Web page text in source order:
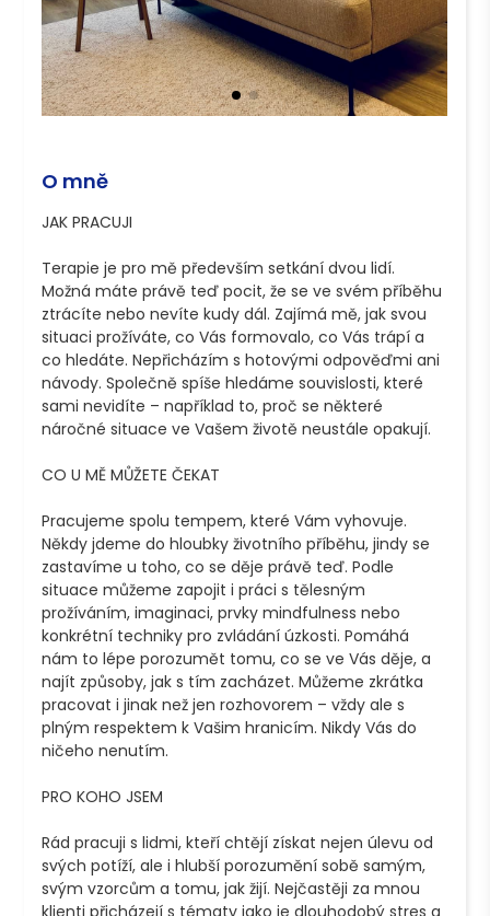
O mně
JAK PRACUJI
Terapie je pro mě především setkání dvou lidí.
Možná máte právě teď pocit, že se ve svém příběhu
ztrácíte nebo nevíte kudy dál. Zajímá mě, jak svou
situaci prožíváte, co Vás formovalo, co Vás trápí a
co hledáte. Nepřicházím s hotovými odpověďmi ani
návody. Společně spíše hledáme souvislosti, které
sami nevidíte – například to, proč se některé
náročné situace ve Vašem životě neustále opakují.
CO U MĚ MŮŽETE ČEKAT
Pracujeme spolu tempem, které Vám vyhovuje.
Někdy jdeme do hloubky životního příběhu, jindy se
zastavíme u toho, co se děje právě teď. Podle
situace můžeme zapojit i práci s tělesným
prožíváním, imaginaci, prvky mindfulness nebo
konkrétní techniky pro zvládání úzkosti. Pomáhá
nám to lépe porozumět tomu, co se ve Vás děje, a
najít způsoby, jak s tím zacházet. Můžeme zkrátka
pracovat i jinak než jen rozhovorem – vždy ale s
plným respektem k Vašim hranicím. Nikdy Vás do
ničeho nenutím.
PRO KOHO JSEM
Rád pracuji s lidmi, kteří chtějí získat nejen úlevu od
svých potíží, ale i hlubší porozumění sobě samým,
svým vzorcům a tomu, jak žijí. Nejčastěji za mnou